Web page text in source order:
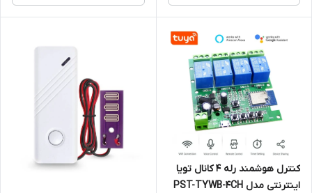
کنترل هوشمند رله 4 کانال تویا
اینترنتی مدل PST-TYWB-4CH